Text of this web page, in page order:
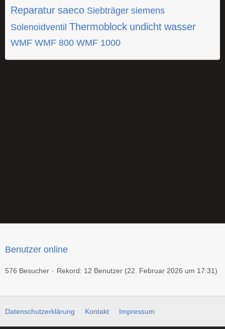
Reparatur saeco Siebträger siemens
Solenoidventil Thermoblock undicht wasser
WMF WMF 800 WMF 1000
Benutzer online
576 Besucher Rekord: 12 Benutzer (22. Februar 2026 um 17:31)
Datenschutzerklärung Kontakt Impressum